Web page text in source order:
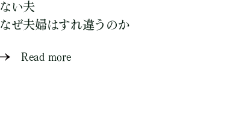
ない夫
なぜ夫婦はすれ違うのか
Read more